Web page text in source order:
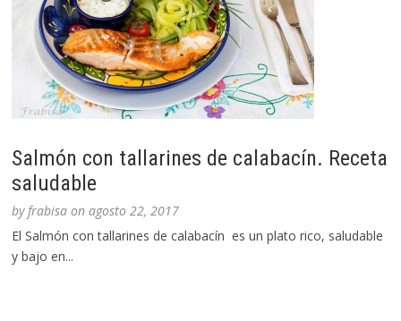
Salmón con tallarines de calabacín. Receta
saludable
byfrabisa onagosto 22, 2017
El Salmón con tallarines de calabacín es un plato rico, saludable
y bajo en...